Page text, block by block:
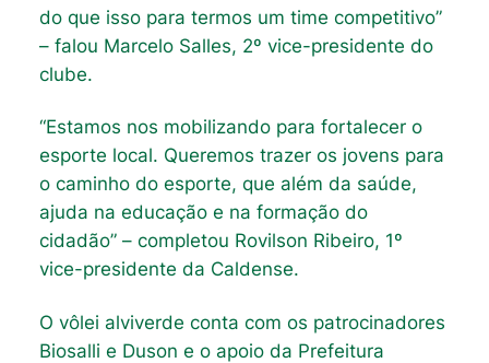
do que isso para termos um time competitivo”
– falou Marcelo Salles, 2º vice-presidente do
clube.
“Estamos nos mobilizando para fortalecer o
esporte local. Queremos trazer os jovens para
o caminho do esporte, que além da saúde,
ajuda na educação e na formação do
cidadão” – completou Rovilson Ribeiro, 1º
vice-presidente da Caldense.
O vôlei alviverde conta com os patrocinadores
Biosalli e Duson e o apoio da Prefeitura